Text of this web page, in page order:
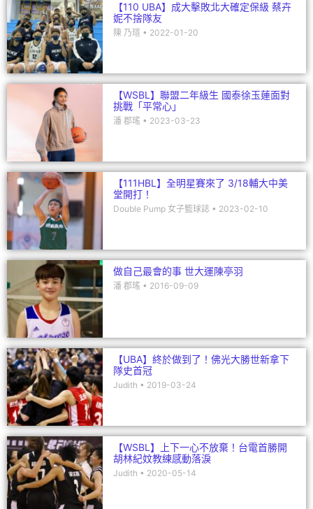
【110 UBA】成大擊敗北大確定保級 蔡卉
妮不捨隊友
陳 乃瑄 2022-01-20
【WSBL】聯盟二年級生 國泰徐玉蓮面對
挑戰「平常心」
潘 郡瑤 2023-03-23
【111HBL】全明星賽來了 3/18輔大中美
堂開打！
Double Pump 女子籃球誌 2023-02-10
做自己最會的事 世大運陳亭羽
潘 郡瑤 2016-09-09
【UBA】終於做到了！佛光大勝世新拿下
隊史首冠
Judith 2019-03-24
【WSBL】上下一心不放棄！台電首勝開
胡林紀妏教練感動落淚
Judith 2020-05-14